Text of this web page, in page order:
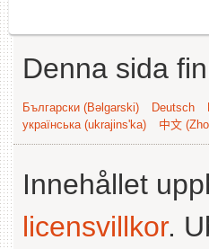
Denna sida
Български (Bəlgarski) Deutsch
українська (ukrajins'ka)
中文
Innehållet
licensvillkor.